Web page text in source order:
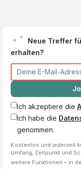
Neue Treffer
erhalten?
Ich akzeptiere die
Ich habe die
genommen.
Kostenlos und jederzeit
Umfang, Zeitpunkt und
weitere Funktionen – in